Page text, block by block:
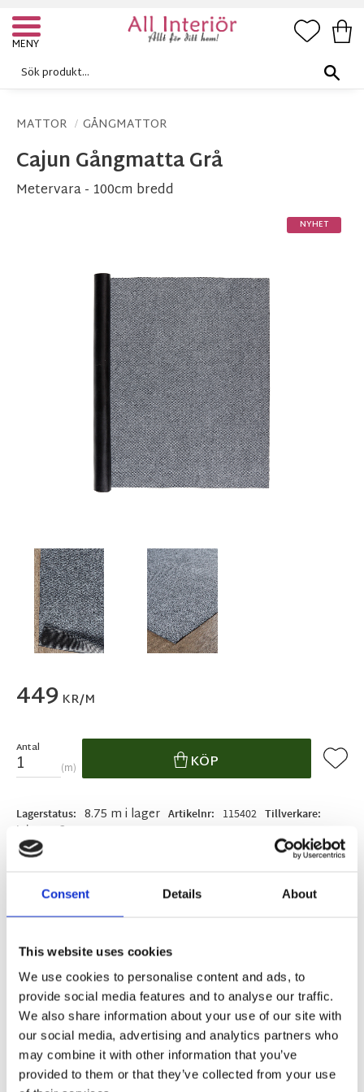
Consent Details About
This website uses cookies
We use cookies to personalise content and ads, to
provide social media features and to analyse our traffic.
We also share information about your use of our site with
our social media, advertising and analytics partners who
may combine it with other information that you’ve
provided to them or that they’ve collected from your use
Meny
MATTOR GÅNGMATTOR
Cajun Gångmatta Grå
Metervara - 100cm bredd
NYHET
449 KR/M
Antal
m KÖP Lägg
Lagerstatus 8.75 m i lager Artikelnr 115402 Tillverkare
Inhouse Group
Enkel betalning med Klarna
BESKRIVNING
Cajun är en dörrmatta i hög kvalitet med goda
absorberande egenskaper. Mattan har grå lugg.
En entrémattas främsta funktion är att skydda